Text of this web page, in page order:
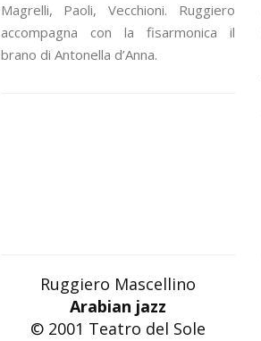
Magrelli, Paoli, Vecchioni. Ruggiero
accompagna con la fisarmonica il
brano di Antonella d’Anna.
Ruggiero Mascellino
Arabian jazz
© 2001 Teatro del Sole